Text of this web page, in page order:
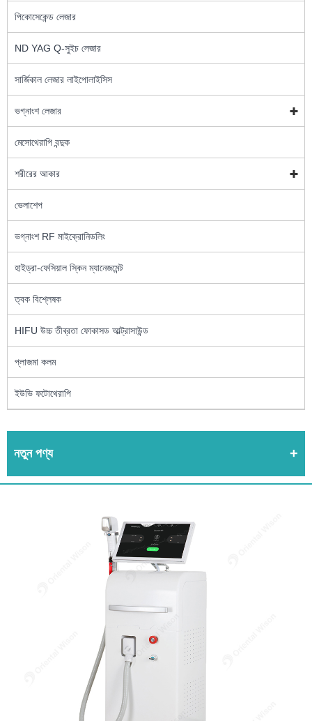
পিকোসেকেন্ড লেজার
ND YAG Q-সুইচ লেজার
সার্জিকাল লেজার লাইপোলাইসিস
ভগ্নাংশ লেজার
মেসোথেরাপি বন্দুক
শরীরের আকার
ভেলাশেপ
ভগ্নাংশ RF মাইক্রোনিডলিং
হাইড্রা-ফেসিয়াল স্কিন ম্যানেজমেন্ট
ত্বক বিশ্লেষক
HIFU উচ্চ তীব্রতা ফোকাসড আল্ট্রাসাউন্ড
প্লাজমা কলম
ইউভি ফটোথেরাপি
নতুন পণ্য